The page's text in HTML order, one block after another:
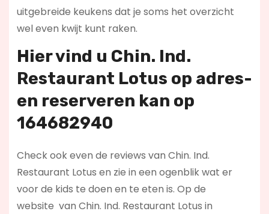
uitgebreide keukens dat je soms het overzicht
wel even kwijt kunt raken.
Hier vind u Chin. Ind.
Restaurant Lotus op adres-
en reserveren kan op
164682940
Check ook even de reviews van Chin. Ind.
Restaurant Lotus en zie in een ogenblik wat er
voor de kids te doen en te eten is. Op de
website van Chin. Ind. Restaurant Lotus in